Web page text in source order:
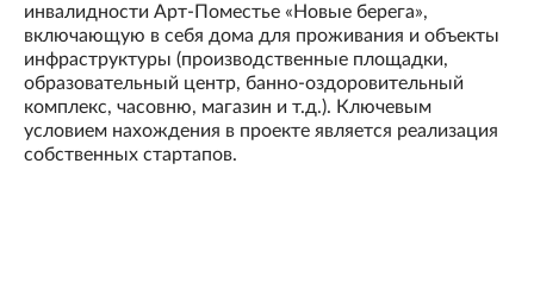
инвалидности Арт-Поместье «Новые берега»,
включающую в себя дома для проживания и объекты
инфраструктуры (производственные площадки,
образовательный центр, банно-оздоровительный
комплекс, часовню, магазин и т.д.). Ключевым
условием нахождения в проекте является реализация
собственных стартапов.